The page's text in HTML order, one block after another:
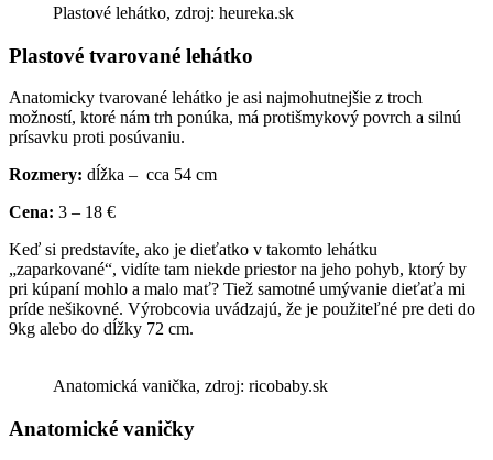
Plastové lehátko, zdroj: heureka.sk
Plastové tvarované lehátko
Anatomicky tvarované lehátko je asi najmohutnejšie z troch
možností, ktoré nám trh ponúka, má protišmykový povrch a silnú
prísavku proti posúvaniu.
Rozmery: dĺžka – cca 54 cm
Cena: 3 – 18 €
Keď si predstavíte, ako je dieťatko v takomto lehátku
„zaparkované“, vidíte tam niekde priestor na jeho pohyb, ktorý by
pri kúpaní mohlo a malo mať? Tiež samotné umývanie dieťaťa mi
príde nešikovné. Výrobcovia uvádzajú, že je použiteľné pre deti do
9kg alebo do dĺžky 72 cm.
Anatomická vanička, zdroj: ricobaby.sk
Anatomické vaničky